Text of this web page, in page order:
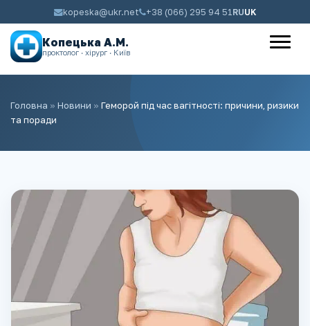
kopeska@ukr.net +38 (066) 295 94 51RUUK
Копецька А.М.
проктолог · хірург · Київ
Головна » Новини » Геморой під час вагітності: причини, ризики
та поради